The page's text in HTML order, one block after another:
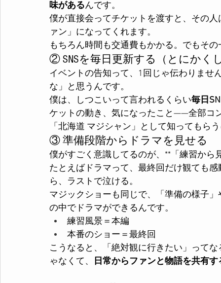
味があるんです。
僕が直接会ってチケットを渡すと、その
ァン」になってくれます。
もちろん時間も交通費もかかる。でもそ
② SNSを毎日更新する（とにかく
イベントの告知って、1回じゃ伝わりませ
な」と思うんです。
僕は、しつこいって言われるくらい毎日
ケットの動き、気になったこと——全部コ
「北海道 マジシャン」として知ってもら
③ 準備段階からドラマを見せる
僕がすごく意識してるのが、**「練習から
たとえばドラマって、最終回だけ観ても
ら、ラストで泣ける。
マジックショーも同じで、「準備の様子
の中でドラマができるんです。
練習風景＝本編
本番のショー＝最終回
こうなると、「絶対観に行きたい」って
ゃなくて、
日常からファンと物語を共有